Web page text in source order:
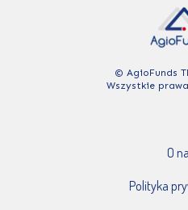
© AgioFunds
Wszystkie
O
Polityka